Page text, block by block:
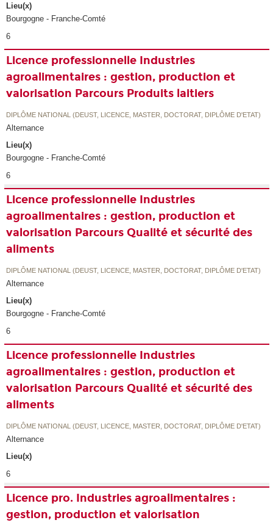
Lieu(x)
Bourgogne - Franche-Comté
6
Licence professionnelle Industries
agroalimentaires : gestion, production et
valorisation Parcours Produits laitiers
DIPLÔME NATIONAL (DEUST, LICENCE, MASTER, DOCTORAT, DIPLÔME D'ETAT)
Alternance
Lieu(x)
Bourgogne - Franche-Comté
6
Licence professionnelle Industries
agroalimentaires : gestion, production et
valorisation Parcours Qualité et sécurité des
aliments
DIPLÔME NATIONAL (DEUST, LICENCE, MASTER, DOCTORAT, DIPLÔME D'ETAT)
Alternance
Lieu(x)
Bourgogne - Franche-Comté
6
Licence professionnelle Industries
agroalimentaires : gestion, production et
valorisation Parcours Qualité et sécurité des
aliments
DIPLÔME NATIONAL (DEUST, LICENCE, MASTER, DOCTORAT, DIPLÔME D'ETAT)
Alternance
Lieu(x)
6
Licence pro. Industries agroalimentaires :
gestion, production et valorisation